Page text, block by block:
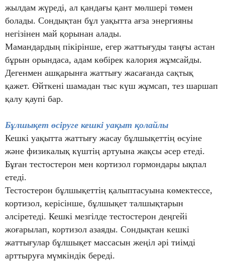
жылдам жүреді, ал қандағы қант мөлшері төмен
болады. Сондықтан бұл уақытта ағза энергияны
негізінен май қорынан алады.
Мамандардың пікірінше, егер жаттығуды таңғы астан
бұрын орындаса, адам көбірек калория жұмсайды.
Дегенмен ашқарынға жаттығу жасағанда сақтық
қажет. Өйткені шамадан тыс күш жұмсап, тез шаршап
қалу қаупі бар.
Бұлшықет өсіруге кешкі уақыт қолайлы
Кешкі уақытта жаттығу жасау бұлшықеттің өсуіне
және физикалық күштің артуына жақсы әсер етеді.
Бұған тестостерон мен кортизол гормондары ықпал
етеді.
Тестостерон бұлшықеттің қалыптасуына көмектессе,
кортизол, керісінше, бұлшықет талшықтарын
әлсіретеді. Кешкі мезгілде тестостерон деңгейі
жоғарылап, кортизол азаяды. Сондықтан кешкі
жаттығулар бұлшықет массасын жеңіл әрі тиімді
арттыруға мүмкіндік береді.